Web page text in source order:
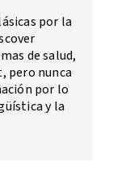
por la
de salud,
pero nunca
por lo
y la